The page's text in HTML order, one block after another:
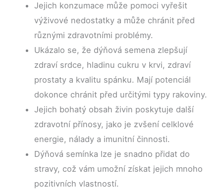
Jejich konzumace může pomoci vyřešit
výživové nedostatky a může chránit před
různými zdravotními problémy.
Ukázalo se, že dýňová semena zlepšují
zdraví srdce, hladinu cukru v krvi, zdraví
prostaty a kvalitu spánku. Mají potenciál
dokonce chránit před určitými typy rakoviny.
Jejich bohatý obsah živin poskytuje další
zdravotní přínosy, jako je zvšení celklové
energie, nálady a imunitní činnosti.
Dýňová semínka lze je snadno přidat do
stravy, což vám umožní získat jejich mnoho
pozitivních vlastností.